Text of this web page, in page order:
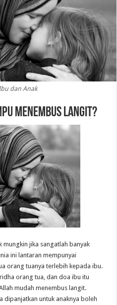
dan Anak
Menembus Langit?
mungkin jika sangatlah banyak
ini lantaran mempunyai
orang tuanya terlebih kepada ibu.
orang tua, dan doa ibu itu
mudah menembus langit.
dipanjatkan untuk anaknya boleh